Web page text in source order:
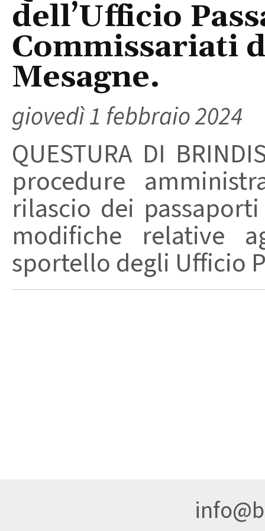
dell’Ufficio
Commissariati
Mesagne.
giovedì 1 febbraio 2024
QUESTURA DI
procedure
rilascio dei
modifiche relative
sportello degli Ufficio